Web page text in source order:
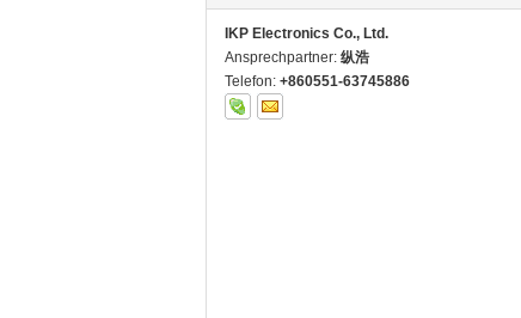
IKP Electronics Co., Ltd.
Ansprechpartner: 纵浩
Telefon: +860551-63745886